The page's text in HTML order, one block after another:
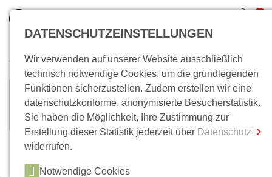
inkl. MwSt.
0,00 €
Zum Warenkorb Zur Kasse
Wo bin ich?
Mona Koerte
Zeitschriften
DATENSCHUTZEINSTELLUNGEN
Wir verwenden auf unserer Website ausschließlich
technisch notwendige Cookies, um die grundlegenden
Funktionen sicherzustellen. Zudem erstellen wir eine
datenschutzkonforme, anonymisierte Besucherstatistik.
Sie haben die Möglichkeit, Ihre Zustimmung zur
Erstellung dieser Statistik jederzeit über Datenschutz
widerrufen.
Notwendige Cookies